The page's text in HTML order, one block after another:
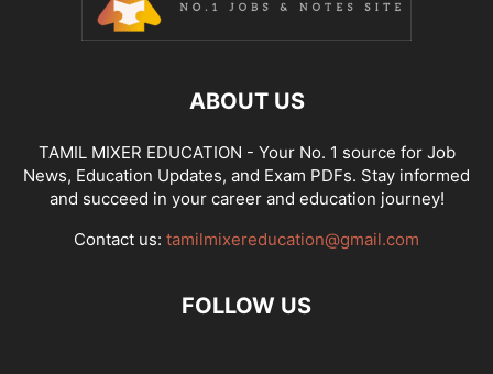
ABOUT US
TAMIL MIXER EDUCATION - Your No. 1 source for Job
News, Education Updates, and Exam PDFs. Stay informed
and succeed in your career and education journey!
Contact us: tamilmixereducation@gmail.com
FOLLOW US